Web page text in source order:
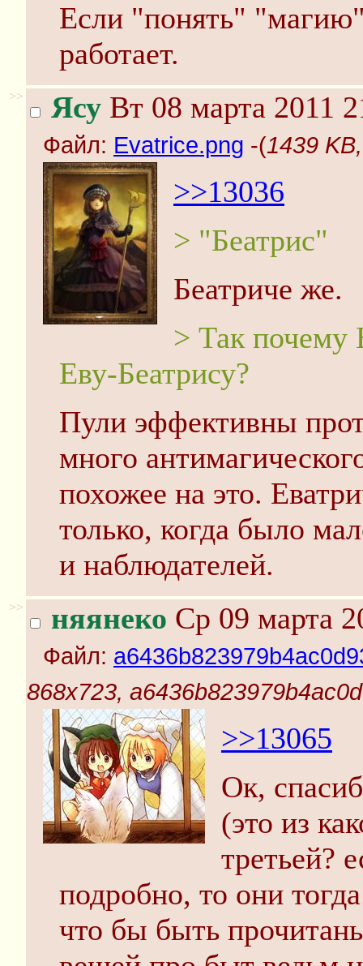
Если "понять"
работает.
>> Ясу Вт 08 марта 2011
Файл: Evatrice.png -(1439
>>13036
> "Беатрис"
Беатриче же.
> Так почему
Еву-Беатрису?
Пули эффективны
много
похожее на это.
только, когда было
и наблюдателей.
>> няянеко Ср 09 марта
Файл:
868x723,
>>13065
Ок,
(это из
третьей?
подробно, то они
что бы быть